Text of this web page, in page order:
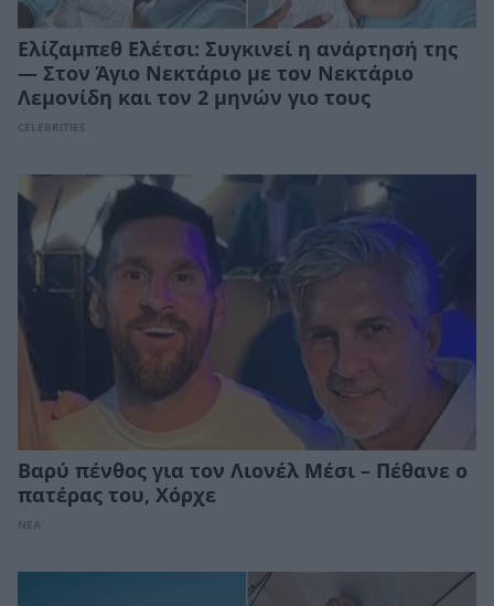
Ελίζαμπεθ Ελέτσι: Συγκινεί η ανάρτησή της
— Στον Άγιο Νεκτάριο με τον Νεκτάριο
Λεμονίδη και τον 2 μηνών γιο τους
CELEBRITIES
Βαρύ πένθος για τον Λιονέλ Μέσι – Πέθανε ο
πατέρας του, Χόρχε
ΝΕΑ